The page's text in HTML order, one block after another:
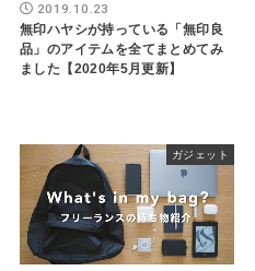
2019.10.23
無印ハヤシが持っている「無印良
品」のアイテムを全てまとめてみ
ました【2020年5月更新】
ガジェット